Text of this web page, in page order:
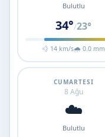
Bulutlu
34°/23°
💨 14 km/s🌧 0.0 mm
CUMARTESI
8 Ağu
☁️
Bulutlu